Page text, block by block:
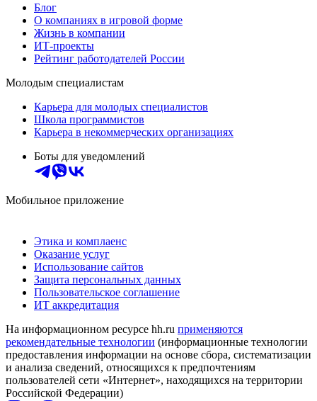
Блог
О компаниях в игровой форме
Жизнь в компании
ИТ-проекты
Рейтинг работодателей России
Молодым специалистам
Карьера для молодых специалистов
Школа программистов
Карьера в некоммерческих организациях
Боты для уведомлений
Мобильное приложение
Этика и комплаенс
Оказание услуг
Использование сайтов
Защита персональных данных
Пользовательское соглашение
ИТ аккредитация
На информационном ресурсе hh.ru применяются
рекомендательные технологии (информационные технологии
предоставления информации на основе сбора, систематизации
и анализа сведений, относящихся к предпочтениям
пользователей сети «Интернет», находящихся на территории
Российской Федерации)